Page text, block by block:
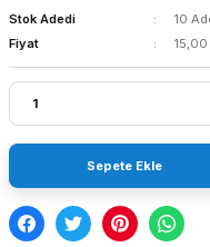
Stok Adedi
10
Fiyat
15,00
Sepete Ekle